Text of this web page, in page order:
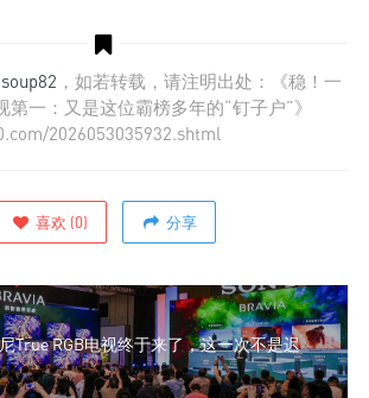
soup82 ，如若转载，请注明出处：《稳！一
第一：又是这位霸榜多年的“钉子户”》
2026053035932.shtml
喜欢 (0) 分享
True RGB电视终于来了，这一次不是迟